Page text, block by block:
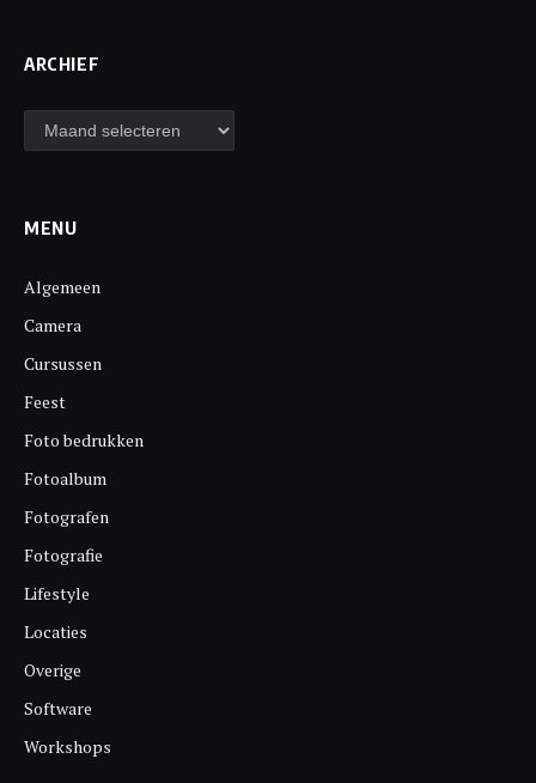
ARCHIEF
Archief
MENU
Algemeen
Camera
Cursussen
Feest
Foto bedrukken
Fotoalbum
Fotografen
Fotografie
Lifestyle
Locaties
Overige
Software
Workshops